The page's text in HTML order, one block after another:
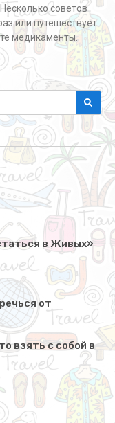
советов
или путешествует
медикаменты.
в Живых»
от
взять с собой в